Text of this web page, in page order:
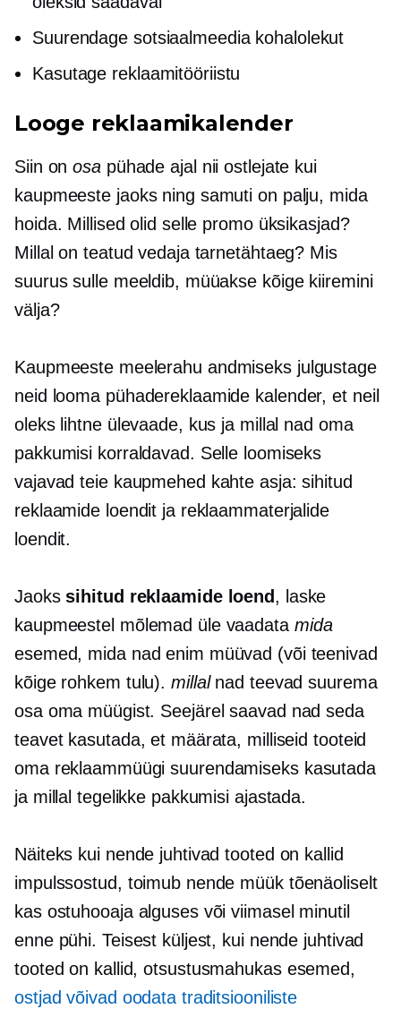
Suurendage sotsiaalmeedia kohalolekut
Kasutage reklaamitööriistu
Looge reklaamikalender
Siin onosapühade ajal nii ostlejate kui
kaupmeeste jaoks ning samuti on palju, mida
hoida. Millised olid selle promo üksikasjad?
Millal on teatud vedaja tarnetähtaeg? Mis
suurus sulle meeldib, müüakse kõige kiiremini
välja?
Kaupmeeste meelerahu andmiseks julgustage
neid looma pühadereklaamide kalender, et neil
oleks lihtne ülevaade, kus ja millal nad oma
pakkumisi korraldavad. Selle loomiseks
vajavad teie kaupmehed kahte asja: sihitud
reklaamide loendit ja reklaammaterjalide
loendit.
Jaokssihitud reklaamide loend, laske
kaupmeestel mõlemad üle vaadata mida
esemed, mida nad enim müüvad (või teenivad
kõige rohkem tulu). millalnad teevad suurema
osa oma müügist. Seejärel saavad nad seda
teavet kasutada, et määrata, milliseid tooteid
oma reklaammüügi suurendamiseks kasutada
ja millal tegelikke pakkumisi ajastada.
Näiteks kui nende juhtivad tooted on kallid
impulssostud, toimub nende müük tõenäoliselt
kas ostuhooaja alguses või viimasel minutil
enne pühi. Teisest küljest, kui nende juhtivad
tooted on kallid,otsustusmahukasesemed,
ostjad võivad oodata traditsiooniliste